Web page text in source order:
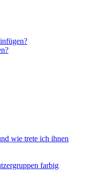
wie trete ich ihnen
farbig